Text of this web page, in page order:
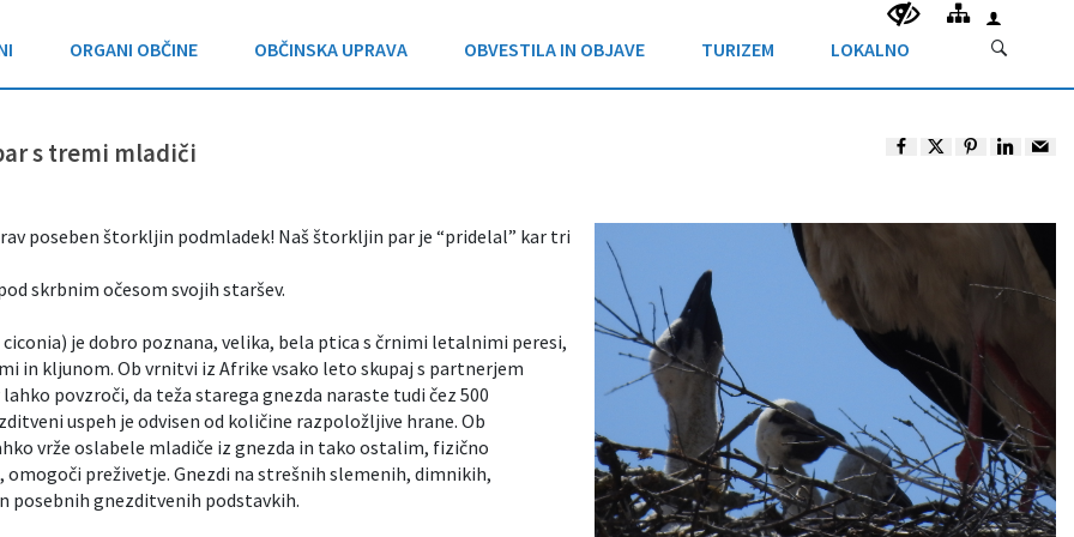
ORGANI OBČINE OBČINSKA UPRAVA OBVESTILA IN OBJAVE TURIZEM LOKALNO
s tremi mladiči
poseben štorkljin podmladek! Naš štorkljin par je “pridelal” kar tri
skrbnim očesom svojih staršev.
je dobro poznana, velika, bela ptica s črnimi letalnimi peresi,
in kljunom. Ob vrnitvi iz Afrike vsako leto skupaj s partnerjem
povzroči, da teža starega gnezda naraste tudi čez 500
uspeh je odvisen od količine razpoložljive hrane. Ob
vrže oslabele mladiče iz gnezda in tako ostalim, fizično
omogoči preživetje. Gnezdi na strešnih slemenih, dimnikih,
posebnih gnezditvenih podstavkih.